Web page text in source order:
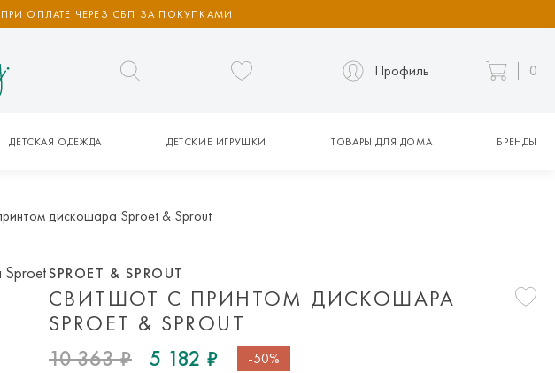
ОПЛАТЕ ЧЕРЕЗ СБП ЗА ПОКУПКАМИ
Профиль 0
ДЕТСКАЯ ОДЕЖДА ДЕТСКИЕ ИГРУШКИ ТОВАРЫ ДЛЯ ДОМА БРЕНДЫ
дискошара Sproet & Sprout
СВИТШОТ С ПРИНТОМ ДИСКОШАРА
SPROET & SPROUT
SPROET & SPROUT
10 363 ₽ 5 182 ₽ -50%